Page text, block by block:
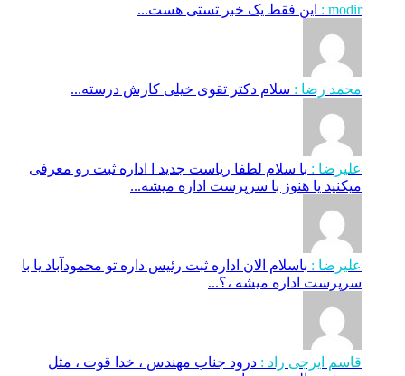
modir : این فقط یک خبر تستی هست...
محمد رضا : سلام دکتر تقوی خیلی کارش درسته...
علیرضا : با سلام لطفا ریاست جدید ا اداره ثبت‌ رو معرفی
میکنید یا هنوز با سرپرست اداره‌ میشه...
علیرضا : باسلام الان اداره ثبت رئیس داره تو محمودآباد یا با
سرپرست اداره میشه ،؟...
قاسم ایرجی راد : درود جناب مهندس ، خدا قوت ، مثل